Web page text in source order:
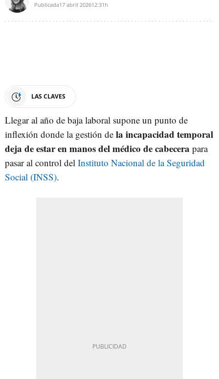
Publicada17 abril 202612:31h
LAS CLAVES
Llegar al año de baja laboral supone un punto de
inflexión donde la gestión de la incapacidad temporal
deja de estar en manos del médico de cabecera para
pasar al control del Instituto Nacional de la Seguridad
Social (INSS).